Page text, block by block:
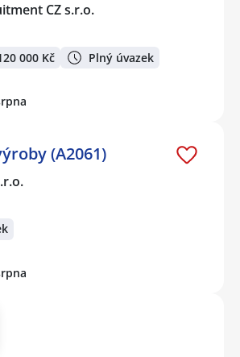
CZ s.r.o.
000 Kč Plný úvazek
(A2061)